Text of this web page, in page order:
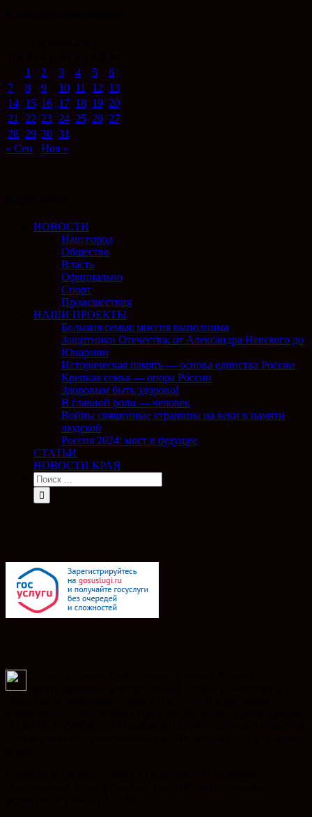
1
2 3 4 5
6
7
8 9 10 11 12 13
14 15 16 17 18 19 20
21
22 23 24 25 26 27
28 29 30 31
« Сен
Ноя »
НОВОСТИ
Наш город
Общество
Власть
Официально
Спорт
Происшествия
НАШИ ПРОЕКТЫ
Большая семья: миссия выполнима
Защитники Отечества: от Александра Невского до
Юнармии
Историческая память — основа единства России
Крепкая семья — опора России
Здоровым быть здорово!
В главной роли — человек
Войны священные страницы на веки в памяти
людской
Россия 2024: мост в будущее
СТАТЬИ
НОВОСТИ КРАЯ